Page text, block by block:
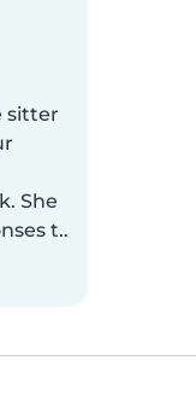
sitter
She
t..